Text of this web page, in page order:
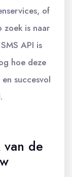
of
zoek is naar
API is
hoe deze
succesvol
de